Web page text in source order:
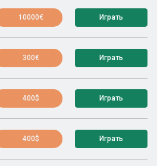
10000€ Играть
300€ Играть
400$ Играть
400$ Играть